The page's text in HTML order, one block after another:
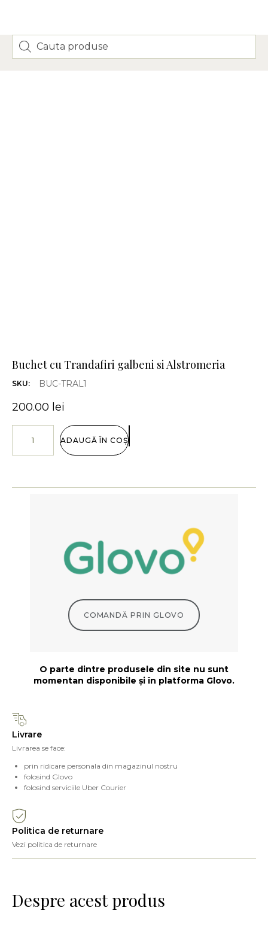
Buchet cu Trandafiri galbeni si Alstromeria
SKU: BUC-TRAL1
200.00 lei
ADAUGĂ ÎN COȘ
COMANDĂ PRIN GLOVO
O parte dintre produsele din site nu sunt
momentan disponibile și în platforma Glovo.
Livrare
Livrarea se face:
prin ridicare personala din magazinul nostru
folosind Glovo
folosind serviciile Uber Courier
Politica de returnare
Vezi politica de returnare
Despre acest produs